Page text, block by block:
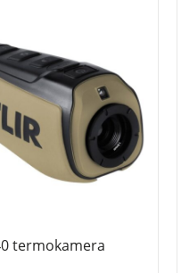
termokamera